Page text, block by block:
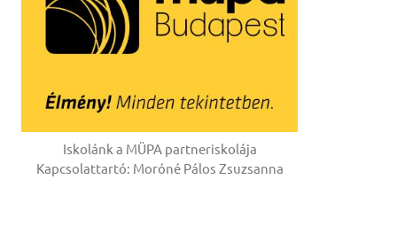
Iskolánk a MÜPA partneriskolája
Kapcsolattartó: Moróné Pálos Zsuzsanna